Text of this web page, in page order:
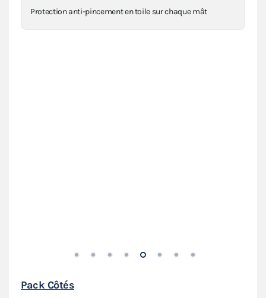
Protection anti-pincement en toile sur chaque mât
Pack Côtés